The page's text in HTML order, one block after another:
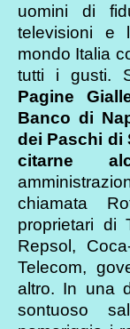
uomini di
televisioni e
mondo Italia
tutti i gusti.
Pagine
Banco di
dei Paschi di
citarne
chiamata
proprietari di
Repsol,
Telecom,
altro. In una
sontuoso